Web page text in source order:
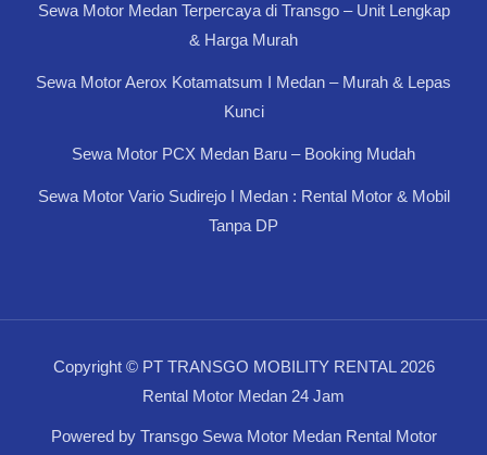
Sewa Motor Medan Terpercaya di Transgo – Unit Lengkap
& Harga Murah
Sewa Motor Aerox Kotamatsum I Medan – Murah & Lepas
Kunci
Sewa Motor PCX Medan Baru – Booking Mudah
Sewa Motor Vario Sudirejo I Medan : Rental Motor & Mobil
Tanpa DP
Copyright © PT TRANSGO MOBILITY RENTAL 2026
Rental Motor Medan 24 Jam
Powered by Transgo Sewa Motor Medan Rental Motor